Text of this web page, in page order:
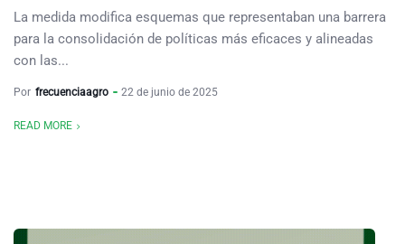
La medida modifica esquemas que representaban una barrera
para la consolidación de políticas más eficaces y alineadas
con las...
Por frecuenciaagro 22 de junio de 2025
READ MORE